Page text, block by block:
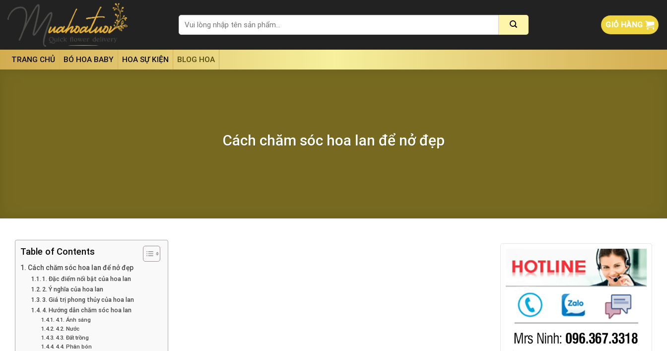
content
Tìm
kiếm:
GIỎ HÀNG
TRANG CHỦ BÓ HOA BABY HOA SỰ KIỆN BLOG HOA
Cách chăm sóc hoa lan để nở đẹp
Table of Contents
Cách chăm sóc hoa lan để nở đẹp
1. Đặc điểm nổi bật của hoa lan
2. Ý nghĩa của hoa lan
3. Giá trị phong thủy của hoa lan
4. Hướng dẫn chăm sóc hoa lan
4.1. Ánh sáng
4.2. Nước
4.3. Đất trồng
4.4. Phân bón